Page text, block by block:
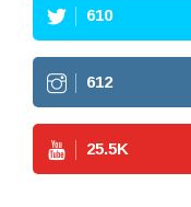
610
612
25.5K